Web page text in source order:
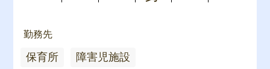
勤務先
保育所 障害児施設